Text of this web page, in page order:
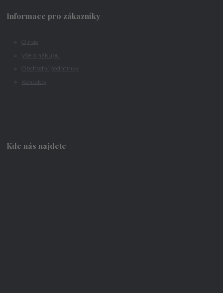
Informace pro zákazníky
O nás
Vše o nákupu
Obchodní podmínky
Kontakty
Kde nás najdete